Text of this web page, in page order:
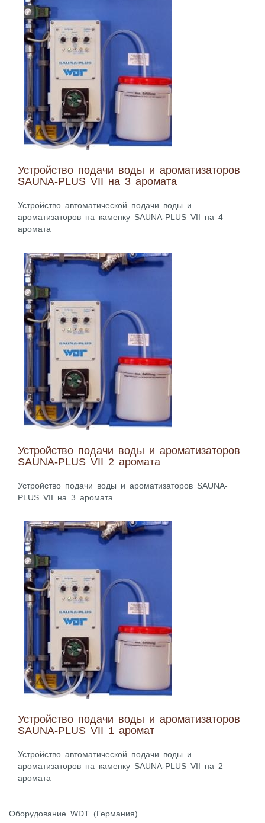
Устройство подачи воды и ароматизаторов
SAUNA-PLUS VII на 3 аромата
Устройство автоматической подачи воды и
ароматизаторов на каменку SAUNA-PLUS VII на 4
аромата
Устройство подачи воды и ароматизаторов
SAUNA-PLUS VII 2 аромата
Устройство подачи воды и ароматизаторов SAUNA-
PLUS VII на 3 аромата
Устройство подачи воды и ароматизаторов
SAUNA-PLUS VII 1 аромат
Устройство автоматической подачи воды и
ароматизаторов на каменку SAUNA-PLUS VII на 2
аромата
Оборудование WDT (Германия)